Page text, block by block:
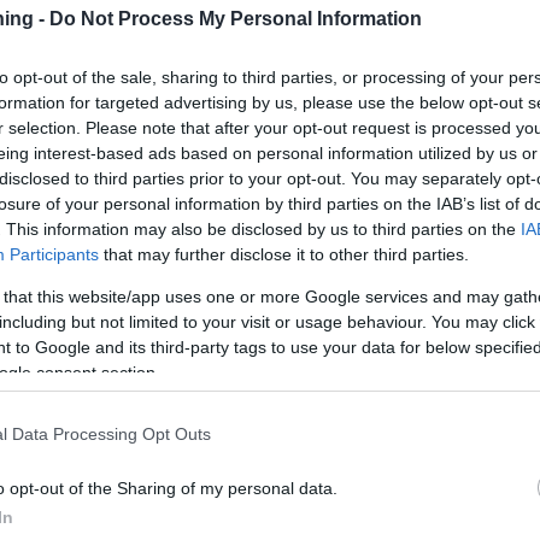
- Do Not Process My Personal Information
opt-out of the sale, sharing to third parties, or processing of your
for targeted advertising by us, please use the below opt-out
selection. Please note that after your opt-out request is processed
interest-based ads based on personal information utilized by us
to third parties prior to your opt-out. You may separately
of your personal information by third parties on the IAB’s list of
This information may also be disclosed by us to third parties on the
Participants that may further disclose it to other third parties.
that this website/app uses one or more Google services and may
but not limited to your visit or usage behaviour. You may
to Google and its third-party tags to use your data for below
consent section.
Data Processing Opt Outs
opt-out of the Sharing of my personal data.
04-08-2026 18:10
συνεδρίαση της Παρασκευής 07 Αυγούστου 2026.
Ideal
σε
Ελαστρον: Στις 25 Αυγούστου η
καταβολή μερίσματος €0,10/μετοχή
04-08-2026 17:45
Η αποκοπή του μερίσματος θα
πραγματοποιηθεί τη Πέμπτη, 20 Αυγούστου 2026.
η
της
και
της
στα 70
Galaxy Cosmos Mezz: Έλαβε πληρωμές
κουπονιών ύψους €1,2 εκατ.
03-08-2026 17:46
η
Beta για ΕΤΕ: Το ισχυρό εξάμηνο και το